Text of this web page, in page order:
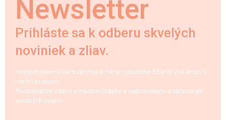
Newsletter
Prihláste sa k odberu skvelých
noviniek a zliav.
Rešpektujeme Vaše súkromie a nikdy nebudeme zdieľať Váš email s
tretími stranami.
*S odoslaním Vášho e-mailu súhlasíte s podmienkami o spracovaní
osobných údajov.